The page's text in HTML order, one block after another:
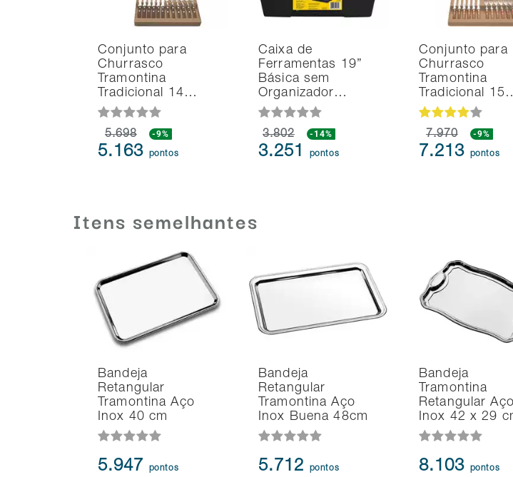
Conjunto para
Churrasco
Tramontina
Tradicional 14…
5.698 -9%
5.163 pontos
Caixa de
Ferramentas 19”
Básica sem
Organizador…
3.802 -14%
3.251 pontos
Conjunto para
Churrasco
Tramontina
Tradicional
7.970 -9%
7.213 pontos
Itens semelhantes
Bandeja
Retangular
Tramontina Aço
Inox 40 cm
5.947 pontos
Bandeja
Retangular
Tramontina Aço
Inox Buena 48cm
5.712 pontos
Bandeja
Tramontina
Retangular Aço
Inox 42 x 29
8.103 pontos